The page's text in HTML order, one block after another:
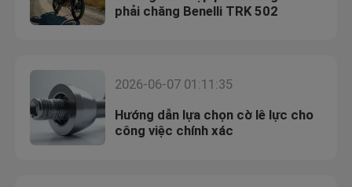
phải chăng Benelli TRK 502
2026-06-07 01:11:35
Hướng dẫn lựa chọn cờ lê lực cho
công việc chính xác